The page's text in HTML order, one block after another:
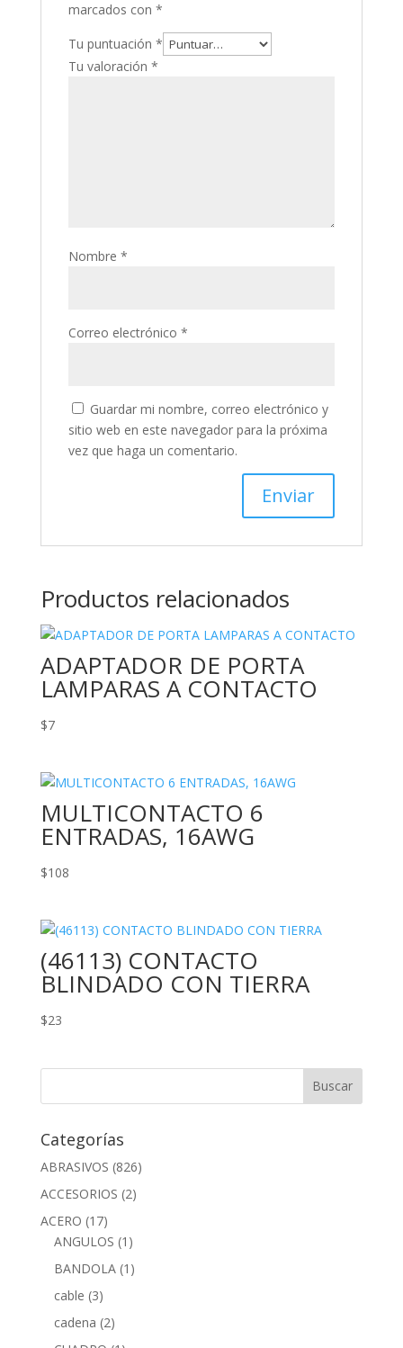
marcados con *
Tu puntuación *
Tu valoración *
Nombre *
Correo electrónico *
Guardar mi nombre, correo electrónico y
sitio web en este navegador para la próxima
vez que haga un comentario.
Productos relacionados
ADAPTADOR DE PORTA
LAMPARAS A CONTACTO
$7
MULTICONTACTO 6
ENTRADAS, 16AWG
$108
(46113) CONTACTO
BLINDADO CON TIERRA
$23
Categorías
ABRASIVOS (826)
ACCESORIOS (2)
ACERO (17)
ANGULOS (1)
BANDOLA (1)
cable (3)
cadena (2)